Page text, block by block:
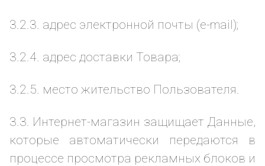
3.2.3. адрес электронной почты (e-mail);
3.2.4. адрес доставки Товара;
3.2.5. место жительство Пользователя.
3.3. Интернет-магазин защищает Данные,
которые автоматически передаются в
процессе просмотра рекламных блоков и